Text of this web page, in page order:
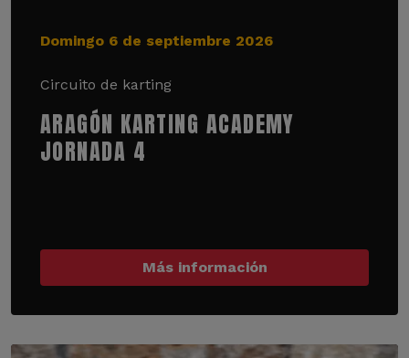
Domingo 6 de septiembre 2026
Circuito de karting
ARAGÓN KARTING ACADEMY
JORNADA 4
Más información